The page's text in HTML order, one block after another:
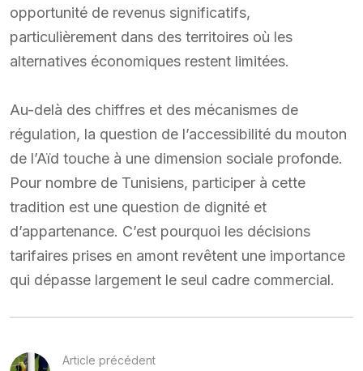
opportunité de revenus significatifs,
particulièrement dans des territoires où les
alternatives économiques restent limitées.
Au-delà des chiffres et des mécanismes de
régulation, la question de l’accessibilité du mouton
de l’Aïd touche à une dimension sociale profonde.
Pour nombre de Tunisiens, participer à cette
tradition est une question de dignité et
d’appartenance. C’est pourquoi les décisions
tarifaires prises en amont revêtent une importance
qui dépasse largement le seul cadre commercial.
Article précédent